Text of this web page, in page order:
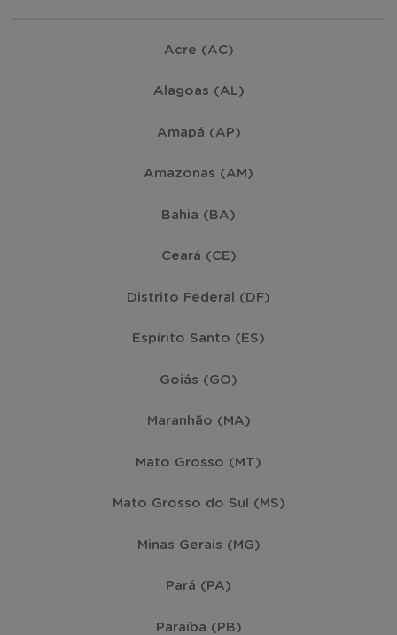
Acre (AC)
Alagoas (AL)
Amapá (AP)
Amazonas (AM)
Bahia (BA)
Ceará (CE)
Distrito Federal (DF)
Espírito Santo (ES)
Goiás (GO)
Maranhão (MA)
Mato Grosso (MT)
Mato Grosso do Sul (MS)
Minas Gerais (MG)
Pará (PA)
Paraíba (PB)